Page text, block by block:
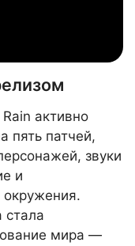
активно
пять патчей,
звуки
и
окружения.
стала
мира —